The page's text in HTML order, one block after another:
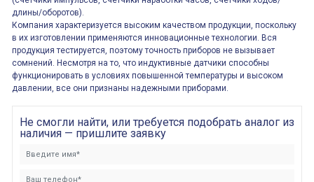
длины/оборотов).
Компания характеризуется высоким качеством продукции, поскольку
в их изготовлении применяются инновационные технологии. Вся
продукция тестируется, поэтому точность приборов не вызывает
сомнений. Несмотря на то, что индуктивные датчики способны
функционировать в условиях повышенной температуры и высоком
давлении, все они признаны надежными приборами.
Не смогли найти, или требуется подобрать аналог из
наличия — пришлите заявку